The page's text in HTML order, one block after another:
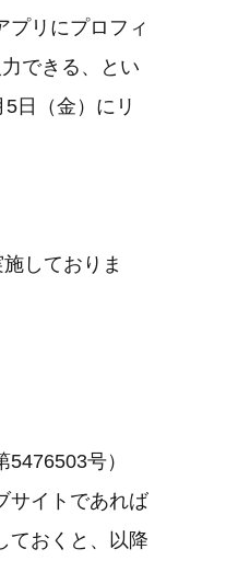
リにプロフィ
できる、とい
日（金）にリ
しておりま
号）
サイトであれば
ておくと、以降